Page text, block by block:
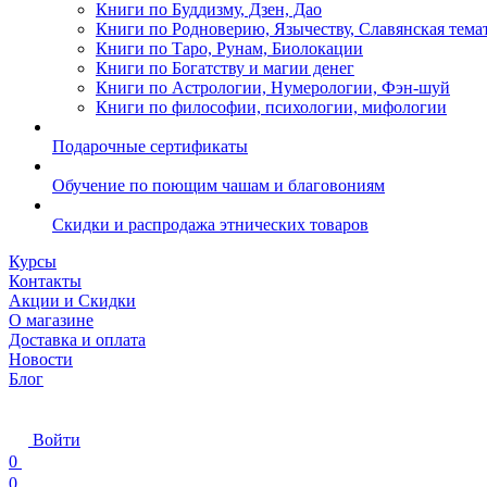
Книги по Буддизму, Дзен, Дао
Книги по Родноверию, Язычеству, Славянская
Книги по Таро, Рунам, Биолокации
Книги по Богатству и магии денег
Книги по Астрологии, Нумерологии, Фэн-шуй
Книги по философии, психологии, мифологии
Подарочные сертификаты
Обучение по поющим чашам и благовониям
Скидки и распродажа этнических товаров
Курсы
Контакты
Акции и Скидки
О магазине
Доставка и оплата
Новости
Блог
Войти
0
0